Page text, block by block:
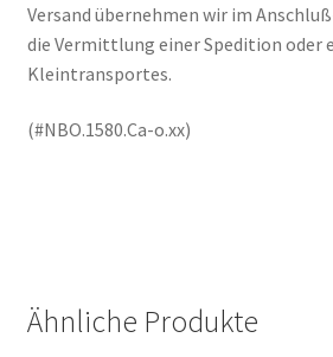
Versand übernehmen wir im
die Vermittlung einer Spedition oder
Kleintransportes.
(#NBO.1580.Ca-o.xx)
Ähnliche Produkte